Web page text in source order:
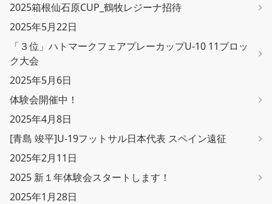
2025箱根仙石原CUP_鶴牧レジーナ招待
2025年5月22日
「３位」ハトマークフェアプレーカップU-10 11ブロッ
ク大会
2025年5月6日
体験会開催中！
2025年4月8日
[青島 竣平]U-19フットサル日本代表 スペイン遠征
2025年2月11日
2025 新１年体験会スタートします！
2025年1月28日